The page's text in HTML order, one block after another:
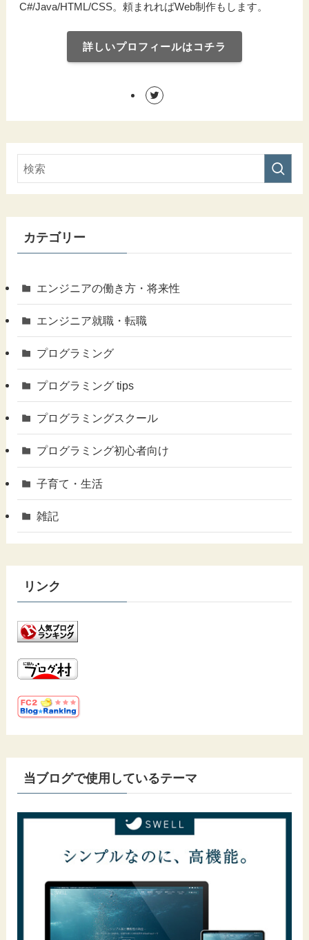
C#/Java/HTML/CSS。頼まれればWeb制作もします。
詳しいプロフィールはコチラ
カテゴリー
エンジニアの働き方・将来性
エンジニア就職・転職
プログラミング
プログラミング tips
プログラミングスクール
プログラミング初心者向け
子育て・生活
雑記
リンク
当ブログで使用しているテーマ